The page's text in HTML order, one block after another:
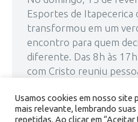
Esportes de Itapecerica
transformou em um
encontro para quem
diferente. Das 8h às
com Cristo reuniu
a presença marcante
Usamos cookies em nosso site
mais relevante, lembrando
repetidas. Ao clicar em